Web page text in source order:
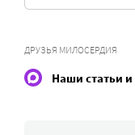
ДРУЗЬЯ МИЛОСЕРДИЯ
Наши статьи